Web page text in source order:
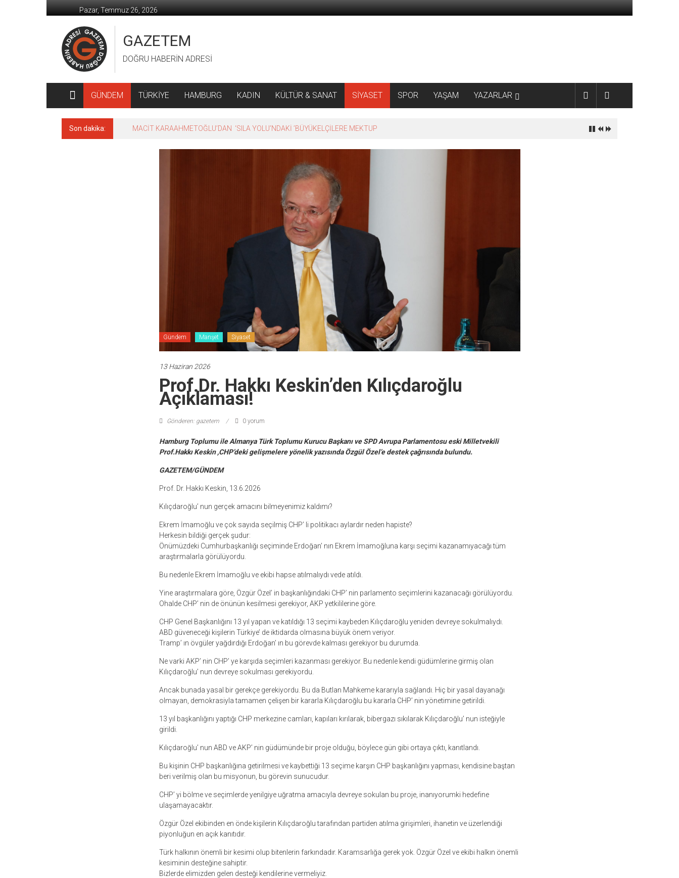
geç
Pazar, Temmuz 26, 2026
GAZETEM
DOĞRU HABERİN ADRESİ
GÜNDEM TÜRKİYE HAMBURG KADIN KÜLTÜR & SANAT SİYASET SPOR YAŞAM YAZARLAR
Son dakika: MACİT KARAAHMETOĞLU’DAN ‘SILA YOLU’NDAKİ ’BÜYÜKELÇİLERE MEKTUP
Gündem Manşet Siyaset
13 Haziran 2026
Prof.Dr. Hakkı Keskin’den Kılıçdaroğlu
Açıklaması!
Gönderen: gazetem 0 yorum
Hamburg Toplumu ile Almanya Türk Toplumu Kurucu Başkanı ve SPD Avrupa Parlamentosu eski Milletvekili
Prof.Hakkı Keskin ,CHP’deki gelişmelere yönelik yazısında Özgül Özel’e destek çağrısında bulundu.
GAZETEM/GÜNDEM
Prof. Dr. Hakkı Keskin, 13.6.2026
Kılıçdaroğlu’ nun gerçek amacını bilmeyenimiz kaldımı?
Ekrem İmamoğlu ve çok sayıda seçilmiş CHP’ li politikacı aylardır neden hapiste?
Herkesin bildiği gerçek şudur:
Önümüzdeki Cumhurbaşkanlığı seçiminde Erdoğan’ nın Ekrem İmamoğluna karşı seçimi kazanamıyacağı tüm
araştırmalarla görülüyordu.
Bu nedenle Ekrem İmamoğlu ve ekibi hapse atılmalıydı vede atıldı.
Yine araştırmalara göre, Özgür Özel’ in başkanlığındaki CHP’ nin parlamento seçimlerini kazanacağı görülüyordu.
Ohalde CHP’ nin de önünün kesilmesi gerekiyor, AKP yetkililerine göre.
CHP Genel Başkanlığını 13 yıl yapan ve katıldığı 13 seçimi kaybeden Kılıçdaroğlu yeniden devreye sokulmalıydı.
ABD güveneceği kişilerin Türkiye’ de iktidarda olmasına büyük önem veriyor.
Tramp’ ın övgüler yağdırdığı Erdoğan’ ın bu görevde kalması gerekiyor bu durumda.
Ne varki AKP’ nin CHP’ ye karşıda seçimleri kazanması gerekiyor. Bu nedenle kendi güdümlerine girmiş olan
Kılıçdaroğlu’ nun devreye sokulması gerekiyordu.
Ancak bunada yasal bir gerekçe gerekiyordu. Bu da Butlan Mahkeme kararıyla sağlandı. Hiç bir yasal dayanağı
olmayan, demokrasiyla tamamen çelişen bir kararla Kılıçdaroğlu bu kararla CHP’ nin yönetimine getirildi.
13 yıl başkanlığını yaptığı CHP merkezine camları, kapıları kırılarak, bibergazı sıkılarak Kılıçdaroğlu’ nun isteğiyle
girildi.
Kılıçdaroğlu’ nun ABD ve AKP’ nin güdümünde bir proje olduğu, böylece gün gibi ortaya çıktı, kanıtlandı.
Bu kişinin CHP başkanlığına getirilmesi ve kaybettiği 13 seçime karşın CHP başkanlığını yapması, kendisine baştan
beri verilmiş olan bu misyonun, bu görevin sunucudur.
CHP’ yi bölme ve seçimlerde yenilgiye uğratma amacıyla devreye sokulan bu proje, inanıyorumki hedefine
ulaşamayacaktır.
Özgür Özel ekibinden en önde kişilerin Kılıçdaroğlu tarafından partiden atılma girişimleri, ihanetin ve üzerlendiği
piyonluğun en açık kanıtıdır.
Türk halkının önemli bir kesimi olup bitenlerin farkındadır. Karamsarlığa gerek yok. Özgür Özel ve ekibi halkın önemli
kesiminin desteğine sahiptir.
Bizlerde elimizden gelen desteği kendilerine vermeliyiz.